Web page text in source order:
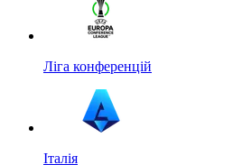
Ліга конференцій
Італія